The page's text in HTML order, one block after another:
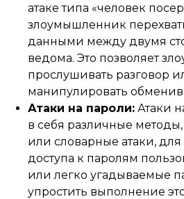
атаке типа «человек
злоумышленник
данными между двумя
ведома. Это позволяет
прослушивать разговор
манипулировать
Атаки на пароли: Атаки
в себя различные
или словарные атаки,
доступа к паролям
или легко угадываемые
упростить выполнение